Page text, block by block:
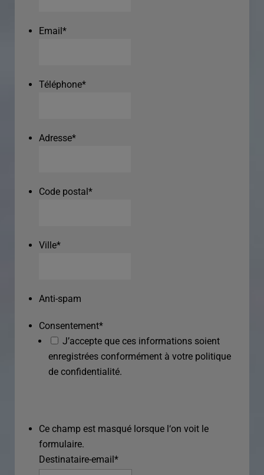
Email*
Téléphone*
Adresse*
Code postal*
Ville*
Anti-spam
Consentement*
J’accepte que ces informations soient
enregistrées conformément à votre politique
de confidentialité.
Ce champ est masqué lorsque l‘on voit le
formulaire.
Destinataire-email*